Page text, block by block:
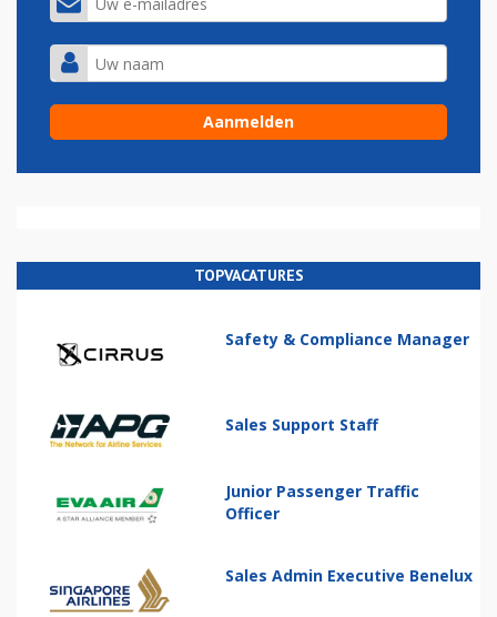
TOPVACATURES
Safety & Compliance Manager
Sales Support Staff
Junior Passenger Traffic
Officer
Sales Admin Executive Benelux